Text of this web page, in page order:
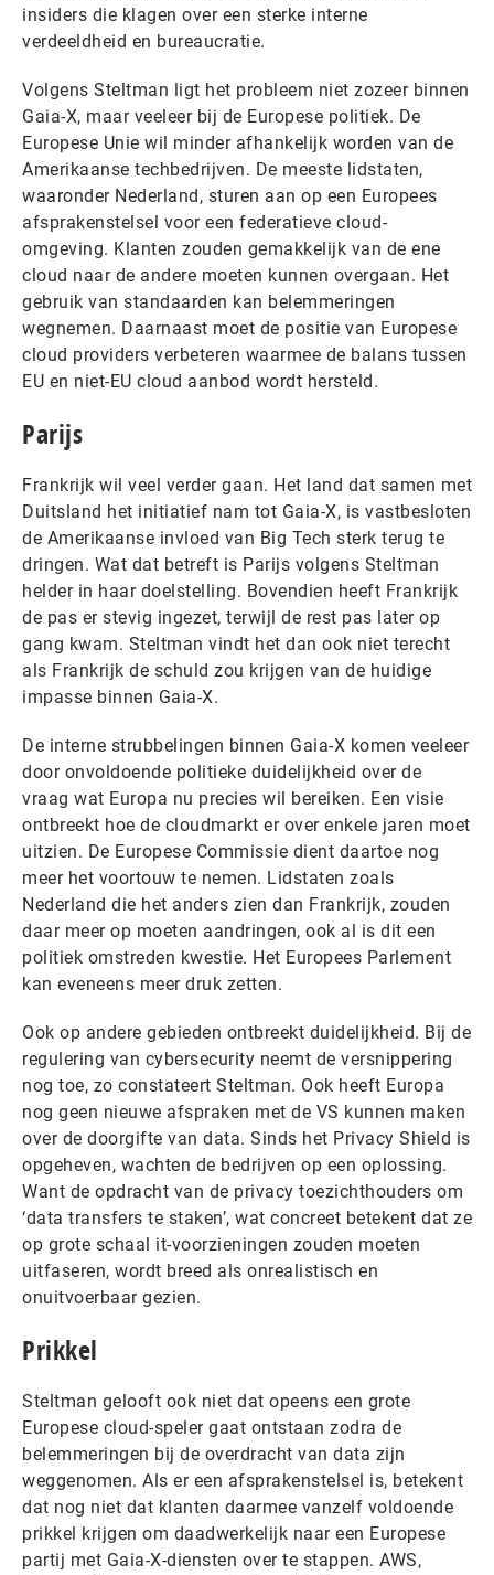
insiders die klagen over een sterke interne
verdeeldheid en bureaucratie.
Volgens Steltman ligt het probleem niet zozeer binnen
Gaia-X, maar veeleer bij de Europese politiek. De
Europese Unie wil minder afhankelijk worden van de
Amerikaanse techbedrijven. De meeste lidstaten,
waaronder Nederland, sturen aan op een Europees
afsprakenstelsel voor een federatieve cloud-
omgeving. Klanten zouden gemakkelijk van de ene
cloud naar de andere moeten kunnen overgaan. Het
gebruik van standaarden kan belemmeringen
wegnemen. Daarnaast moet de positie van Europese
cloud providers verbeteren waarmee de balans tussen
EU en niet-EU cloud aanbod wordt hersteld.
Parijs
Frankrijk wil veel verder gaan. Het land dat samen met
Duitsland het initiatief nam tot Gaia-X, is vastbesloten
de Amerikaanse invloed van Big Tech sterk terug te
dringen. Wat dat betreft is Parijs volgens Steltman
helder in haar doelstelling. Bovendien heeft Frankrijk
de pas er stevig ingezet, terwijl de rest pas later op
gang kwam. Steltman vindt het dan ook niet terecht
als Frankrijk de schuld zou krijgen van de huidige
impasse binnen Gaia-X.
De interne strubbelingen binnen Gaia-X komen veeleer
door onvoldoende politieke duidelijkheid over de
vraag wat Europa nu precies wil bereiken. Een visie
ontbreekt hoe de cloudmarkt er over enkele jaren moet
uitzien. De Europese Commissie dient daartoe nog
meer het voortouw te nemen. Lidstaten zoals
Nederland die het anders zien dan Frankrijk, zouden
daar meer op moeten aandringen, ook al is dit een
politiek omstreden kwestie. Het Europees Parlement
kan eveneens meer druk zetten.
Ook op andere gebieden ontbreekt duidelijkheid. Bij de
regulering van cybersecurity neemt de versnippering
nog toe, zo constateert Steltman. Ook heeft Europa
nog geen nieuwe afspraken met de VS kunnen maken
over de doorgifte van data. Sinds het Privacy Shield is
opgeheven, wachten de bedrijven op een oplossing.
Want de opdracht van de privacy toezichthouders om
‘data transfers te staken’, wat concreet betekent dat ze
op grote schaal it-voorzieningen zouden moeten
uitfaseren, wordt breed als onrealistisch en
onuitvoerbaar gezien.
Prikkel
Steltman gelooft ook niet dat opeens een grote
Europese cloud-speler gaat ontstaan zodra de
belemmeringen bij de overdracht van data zijn
weggenomen. Als er een afsprakenstelsel is, betekent
dat nog niet dat klanten daarmee vanzelf voldoende
prikkel krijgen om daadwerkelijk naar een Europese
partij met Gaia-X-diensten over te stappen. AWS,